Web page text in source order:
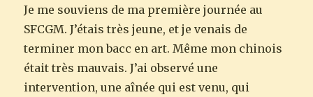
Je me souviens de ma première journée au
SFCGM. J’étais très jeune, et je venais de
terminer mon bacc en art. Même mon chinois
était très mauvais. J’ai observé une
intervention, une aînée qui est venu, qui